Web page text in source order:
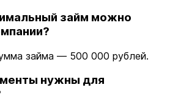
займ можно
займа — 500 000 рублей.
нужны для